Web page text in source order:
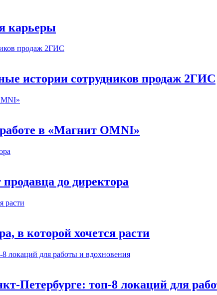
карьеры
истории сотрудников продаж 2ГИС
в «Магнит OMNI»
до директора
в которой хочется расти
Петербурге: топ-8 локаций для